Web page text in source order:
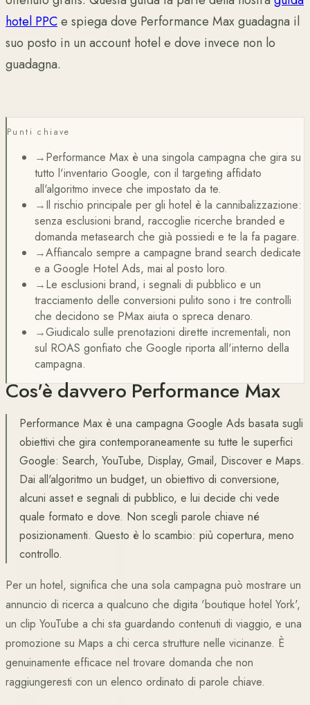
hotel PPCe spiega dove Performance Max guadagna il
suo posto in un account hotel e dove invece non lo
guadagna.
Punti chiave
→Performance Max è una singola campagna che gira su
tutto l'inventario Google, con il targeting affidato
all'algoritmo invece che impostato da te.
→Il rischio principale per gli hotel è la cannibalizzazione:
senza esclusioni brand, raccoglie ricerche branded e
domanda metasearch che già possiedi e te la fa pagare.
→Affiancalo sempre a campagne brand search dedicate
e a Google Hotel Ads, mai al posto loro.
→Le esclusioni brand, i segnali di pubblico e un
tracciamento delle conversioni pulito sono i tre controlli
che decidono se PMax aiuta o spreca denaro.
→Giudicalo sulle prenotazioni dirette incrementali, non
sul ROAS gonfiato che Google riporta all'interno della
campagna.
Cos'è davvero Performance Max
Performance Max è una campagna Google Ads basata sugli
obiettivi che gira contemporaneamente su tutte le superfici
Google: Search, YouTube, Display, Gmail, Discover e Maps.
Dai all'algoritmo un budget, un obiettivo di conversione,
alcuni asset e segnali di pubblico, e lui decide chi vede
quale formato e dove. Non scegli parole chiave né
posizionamenti. Questo è lo scambio: più copertura, meno
controllo.
Per un hotel, significa che una sola campagna può mostrare un
annuncio di ricerca a qualcuno che digita 'boutique hotel York',
un clip YouTube a chi sta guardando contenuti di viaggio, e una
promozione su Maps a chi cerca strutture nelle vicinanze. È
genuinamente efficace nel trovare domanda che non
raggiungeresti con un elenco ordinato di parole chiave.